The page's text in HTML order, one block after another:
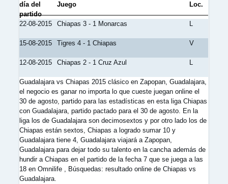
día del
partido
Juego Loc.
22-08-2015 Chiapas 3 - 1 Monarcas L
15-08-2015 Tigres 4 - 1 Chiapas V
12-08-2015 Chiapas 2 - 1 Cruz Azul L
Guadalajara vs Chiapas 2015 clásico en Zapopan, Guadalajara,
el negocio es ganar no importa lo que cueste juegan online el
30 de agosto, partido para las estadísticas en esta liga Chiapas
con Guadalajara, partido pactado para el 30 de agosto. En la
liga los de Guadalajara son decimosextos y por otro lado los de
Chiapas están sextos, Chiapas a logrado sumar 10 y
Guadalajara tiene 4, Guadalajara viajará a Zapopan,
Guadalajara para dejar todo su talento en la cancha además de
hundir a Chiapas en el partido de la fecha 7 que se juega a las
18 en Omnilife , Búsquedas: resultado online de Chiapas vs
Guadalajara.